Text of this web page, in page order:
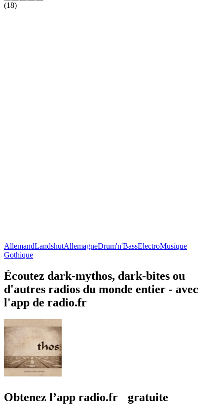
(18)
AllemandLandshutAllemagneDrum'n'BassElectroMusique
Gothique
Écoutez dark-mythos, dark-bites ou
d'autres radios du monde entier - avec
l'app de radio.fr
Obtenez l’app radio.fr gratuite